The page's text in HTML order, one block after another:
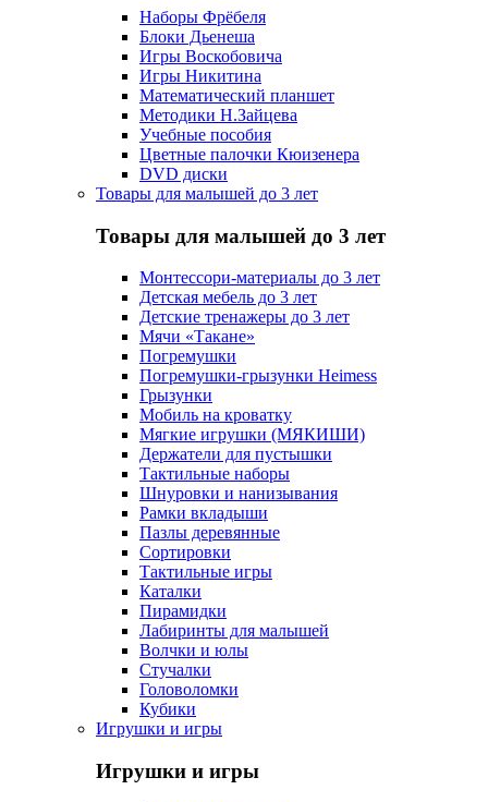
Наборы Фрёбеля
Блоки Дьенеша
Игры Воскобовича
Игры Никитина
Математический планшет
Методики Н.Зайцева
Учебные пособия
Цветные палочки Кюизенера
DVD диски
Товары для малышей до 3 лет
Товары для малышей до 3 лет
Монтессори-материалы до 3 лет
Детская мебель до 3 лет
Детские тренажеры до 3 лет
Мячи «Такане»
Погремушки
Погремушки-грызунки Heimess
Грызунки
Мобиль на кроватку
Мягкие игрушки (МЯКИШИ)
Держатели для пустышки
Тактильные наборы
Шнуровки и нанизывания
Рамки вкладыши
Пазлы деревянные
Сортировки
Тактильные игры
Каталки
Пирамидки
Лабиринты для малышей
Волчки и юлы
Стучалки
Головоломки
Кубики
Игрушки и игры
Игрушки и игры